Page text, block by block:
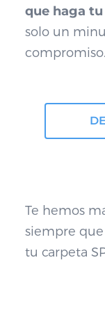
que haga
solo un
compromiso.
Te hemos
siempre
tu carpeta